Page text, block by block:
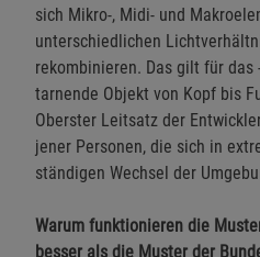
sich Mikro-, Midi- und
unterschiedlichen
rekombinieren. Das gilt für das
tarnende Objekt von Kopf bis
Oberster Leitsatz der
jener Personen, die sich in
ständigen Wechsel der
Warum funktionieren die
besser als die Muster der